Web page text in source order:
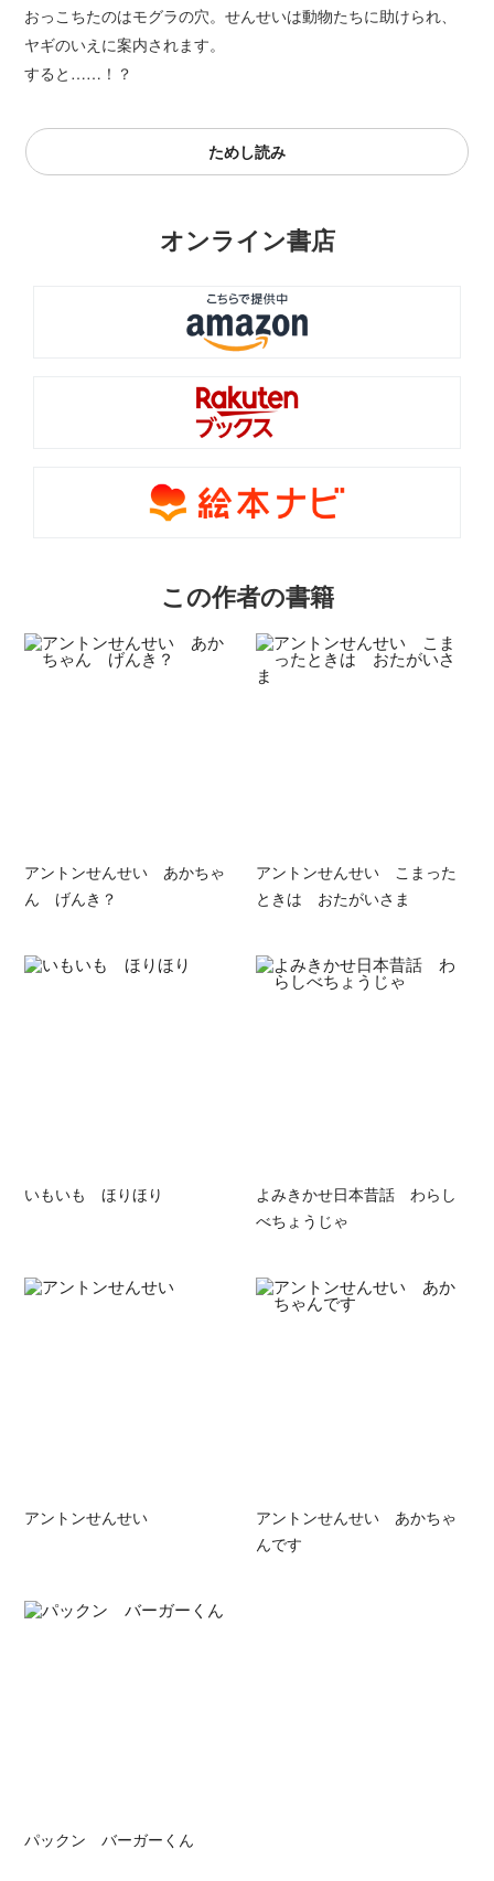
おっこちたのはモグラの穴。せんせいは動物たちに助けられ、
ヤギのいえに案内されます。
すると……！？
ためし読み
オンライン書店
この作者の書籍
アントンせんせい あかちゃ
ん げんき？
アントンせんせい こまった
ときは おたがいさま
いもいも ほりほり
よみきかせ日本昔話 わらし
べちょうじゃ
アントンせんせい
アントンせんせい あかちゃ
んです
パックン バーガーくん